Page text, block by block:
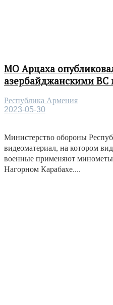
МО Арцаха
азербайджанскими ВС
Республика Армения
2023-05-30
Министерство обороны
видеоматериал, на котором
военные применяют
Нагорном Карабахе....